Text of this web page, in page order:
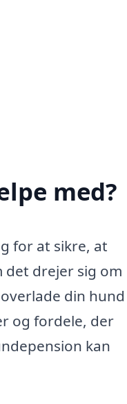
med?
for at sikre, at
det drejer sig om
din hund
og fordele, der
kan